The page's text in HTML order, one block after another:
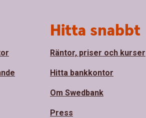
Hitta snabbt
Räntor, priser och kurser
Hitta bankkontor
Om Swedbank
Press